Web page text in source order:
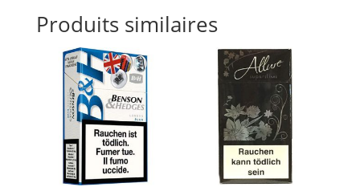
Produits similaires